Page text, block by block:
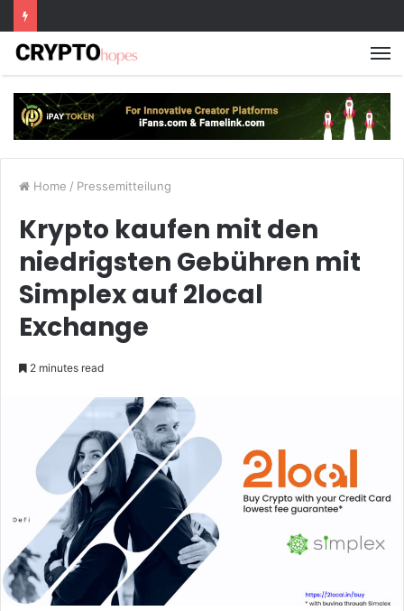
Home / Pressemitteilung
Krypto kaufen mit den
niedrigsten Gebühren mit
Simplex auf 2local
Exchange
2 minutes read